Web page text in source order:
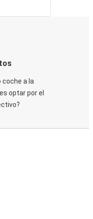
coche a la
optar por el